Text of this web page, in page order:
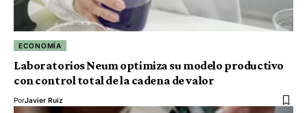
ECONOMÍA
Laboratorios Neum optimiza su modelo productivo
con control total de la cadena de valor
PorJavier Ruiz